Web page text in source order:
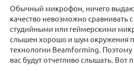
Обычный микрофон, ничего
качество невозможно сравнивать
студийными или геймерскими
слышен хорошо и шум окружения
технологии Beamforming. Поэтому
вас будут отчетливо слышать. Вот